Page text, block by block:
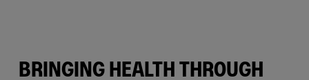
BRINGING HEALTH THROUGH